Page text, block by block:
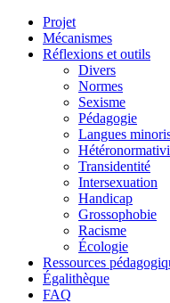
Projet
Mécanismes
Réflexions et outils
Divers
Normes
Sexisme
Pédagogie
Langues
Transidentité
Intersexuation
Handicap
Grossophobie
Racisme
Écologie
Ressources
Égalithèque
FAQ